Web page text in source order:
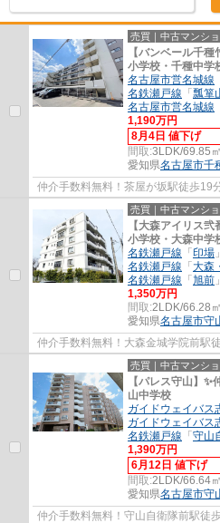
売買｜中古マンシ
【バンベール千
小学校・千種中学
名古屋市営名城線
名鉄瀬戸線 「 瓢箪
名古屋市営名城線
1,190万円
8月4日 値下げ
間取:3LDK/69.85㎡
愛知県名古屋市千
仲介手数料無料！茶屋が坂駅徒歩19
売買｜中古マンシ
【大森アイリス
小学校・大森中学
名鉄瀬戸線 「 印場
名鉄瀬戸線 「 大森
名鉄瀬戸線 「 旭前
1,350万円
間取:2LDK/66.28㎡
愛知県名古屋市守
仲介手数料無料！大森金城学院前駅
売買｜中古マンシ
【パレス守山】
山中学校
ガイドウェイバス
ガイドウェイバス
名鉄瀬戸線 「 守山
1,390万円
6月12日 値下げ
間取:2LDK/66.64㎡
愛知県名古屋市守
仲介手数料無料！守山自衛隊前駅徒